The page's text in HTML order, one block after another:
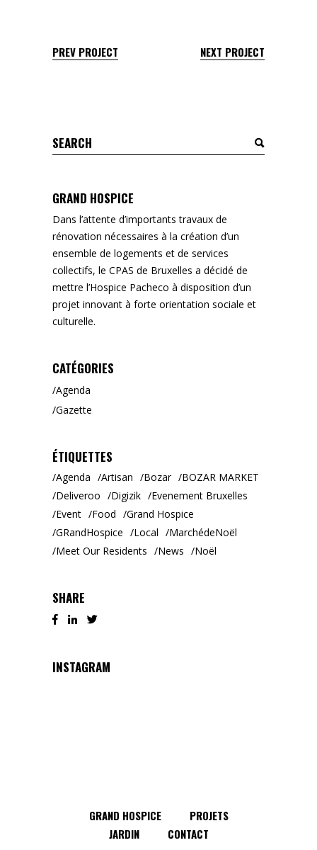
PREV PROJECT NEXT PROJECT
Search
for:
GRAND HOSPICE
Dans l’attente d’importants travaux de
rénovation nécessaires à la création d’un
ensemble de logements et de services
collectifs, le CPAS de Bruxelles a décidé de
mettre l’Hospice Pacheco à disposition d’un
projet innovant à forte orientation sociale et
culturelle.
CATÉGORIES
Agenda
Gazette
ÉTIQUETTES
Agenda Artisan Bozar
BOZAR MARKET
Deliveroo
Digizik
Evenement Bruxelles
Event
Food
Grand Hospice
GRandHospice
Local
MarchédeNoël
Meet Our Residents
News Noël
SHARE
INSTAGRAM
GRAND HOSPICE
PROJETS
JARDIN
CONTACT